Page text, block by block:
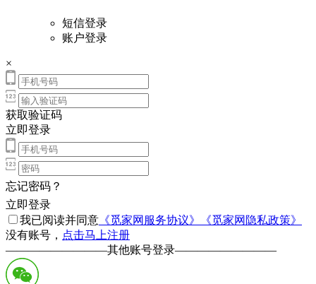
短信登录
账户登录
×
获取验证码
立即登录
忘记密码？
立即登录
我已阅读并同意 《觅家网服务协议》
《觅家网隐私政策》
没有账号， 点击马上注册
—————————其他账号登录—————————